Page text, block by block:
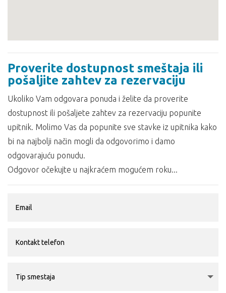
Proverite dostupnost smeštaja ili
pošaljite zahtev za rezervaciju
Ukoliko Vam odgovara ponuda i želite da proverite
dostupnost ili pošaljete zahtev za rezervaciju popunite
upitnik. Molimo Vas da popunite sve stavke iz upitnika kako
bi na najbolji način mogli da odgovorimo i damo
odgovarajuću ponudu.
Odgovor očekujte u najkraćem mogućem roku...